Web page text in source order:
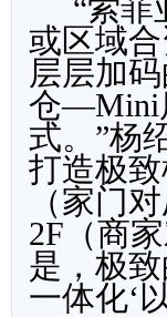
“索菲
或区域
层层加
仓—Mini
式。”杨
打造极
（家门
2F（商
是，极
一体化‘